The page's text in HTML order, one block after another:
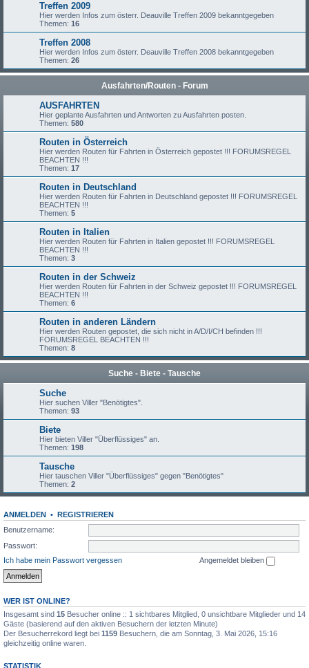
Treffen 2009
Hier werden Infos zum österr. Deauville Treffen 2009 bekanntgegeben
Themen: 16
Treffen 2008
Hier werden Infos zum österr. Deauville Treffen 2008 bekanntgegeben
Themen: 26
Ausfahrten/Routen - Forum
AUSFAHRTEN
Hier geplante Ausfahrten und Antworten zu Ausfahrten posten.
Themen: 580
Routen in Österreich
Hier werden Routen für Fahrten in Österreich gepostet !!! FORUMSREGEL
BEACHTEN !!!
Themen: 17
Routen in Deutschland
Hier werden Routen für Fahrten in Deutschland gepostet !!! FORUMSREGEL
BEACHTEN !!!
Themen: 5
Routen in Italien
Hier werden Routen für Fahrten in Italien gepostet !!! FORUMSREGEL
BEACHTEN !!!
Themen: 3
Routen in der Schweiz
Hier werden Routen für Fahrten in der Schweiz gepostet !!! FORUMSREGEL
BEACHTEN !!!
Themen: 6
Routen in anderen Ländern
Hier werden Routen gepostet, die sich nicht in A/D/I/CH befinden !!!
FORUMSREGEL BEACHTEN !!!
Themen: 8
Suche - Biete - Tausche
Suche
Hier suchen Viller "Benötigtes".
Themen: 93
Biete
Hier bieten Viller "Überflüssiges" an.
Themen: 198
Tausche
Hier tauschen Viller "Überflüssiges" gegen "Benötigtes"
Themen: 2
ANMELDEN • REGISTRIEREN
Benutzername:
Passwort:
Ich habe mein Passwort vergessen
Angemeldet bleiben
WER IST ONLINE?
Insgesamt sind 15 Besucher online :: 1 sichtbares Mitglied, 0 unsichtbare Mitglieder und 14
Gäste (basierend auf den aktiven Besuchern der letzten Minute)
Der Besucherrekord liegt bei 1159 Besuchern, die am Sonntag, 3. Mai 2026, 15:16
gleichzeitig online waren.
STATISTIK